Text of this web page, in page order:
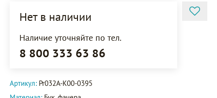
Нет в наличии
Наличие уточняйте по тел.
8 800 333 63 86
Артикул: Pr032A-K00-0395